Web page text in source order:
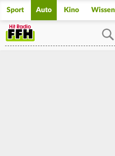
Sport Auto Kino Wissen